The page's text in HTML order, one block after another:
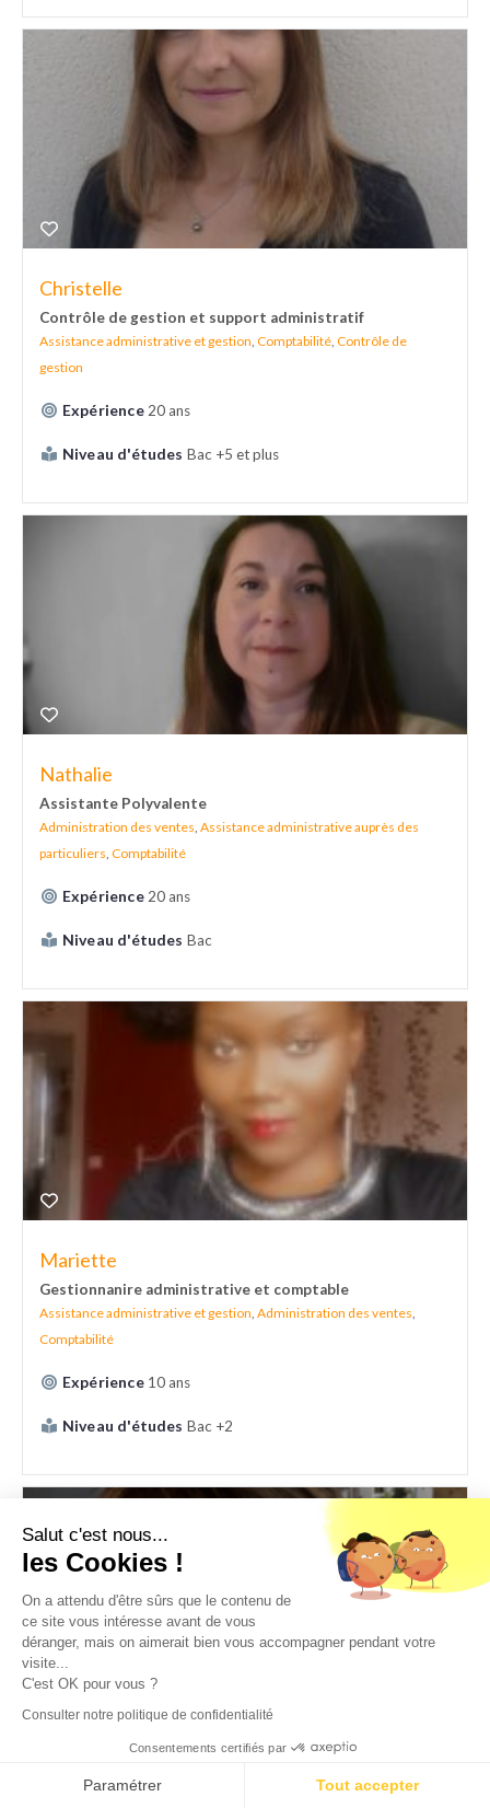
Christelle
Contrôle de gestion et support administratif
Assistance administrative et gestion Comptabilité Contrôle de
gestion
Expérience 20 ans
Niveau d'études Bac +5 et plus
Nathalie
Assistante Polyvalente
Administration des ventes Assistance administrative auprès des
particuliers Comptabilité
Expérience 20 ans
Niveau d'études Bac
Mariette
Gestionnanire administrative et comptable
Assistance administrative et gestion, Administration des ventes,
Comptabilité
Expérience 10 ans
Niveau d'études Bac +2
Salut c'est nous...
les Cookies !
On a attendu d'être sûrs que le contenu de
ce site vous intéresse avant de vous
déranger, mais on aimerait bien vous accompagner pendant votre
visite...
C'est OK pour vous ?
Consulter notre politique de confidentialité
Consentements certifiés par
Paramétrer Tout accepter